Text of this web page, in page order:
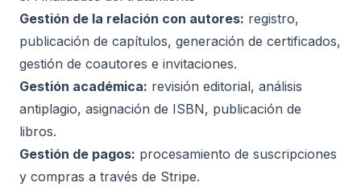
Gestión de la relación con autores: registro,
publicación de capítulos, generación de certificados,
gestión de coautores e invitaciones.
Gestión académica: revisión editorial, análisis
antiplagio, asignación de ISBN, publicación de
libros.
Gestión de pagos: procesamiento de suscripciones
y compras a través de Stripe.